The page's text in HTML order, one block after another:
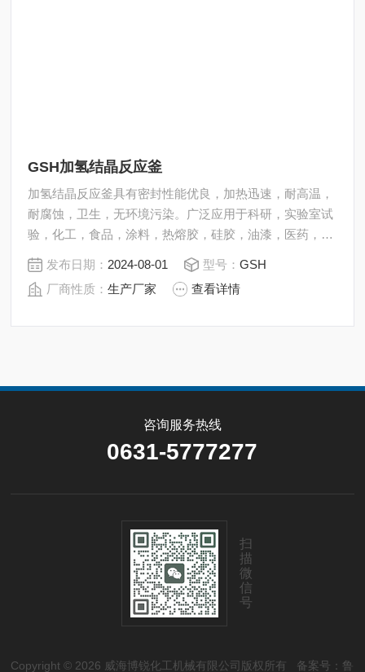
GSH加氢结晶反应釜
加氢结晶反应釜具有密封性能优良，加热迅速，耐高温，
耐腐蚀，卫生，无环境污染。广泛应用于科研，实验室试
验，化工，食品，涂料，热熔胶，硅胶，油漆，医药，石
油化工生产中的反应，蒸发，合成，聚合，皂化，磺化，
氯化，硝化等工艺过程的压力容器。内表面采用镜面抛
光，确保卫生洁净*。所有反应釜均可接受客户的个性化
发布日期： 2024-08-01 型号：GSH
厂商性质：生产厂家 查看详情
咨询服务热线
0631-5777277
扫
描
微
信
号
Copyright © 2026 威海博锐化工机械有限公司版权所有 备案号：鲁